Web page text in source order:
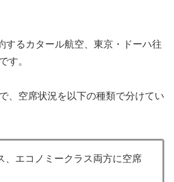
するカタール航空、東京・ドーハ往
す。
、空席状況を以下の種類で分けてい
エコノミークラス両方に空席